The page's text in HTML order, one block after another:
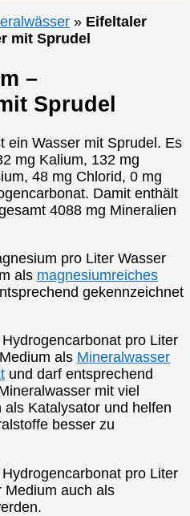
» Eifeltaler
mit Sprudel
–
Sprudel
ein Wasser mit Sprudel. Es
mg Kalium, 132 mg
48 mg Chlorid, 0 mg
Damit enthält
4088 mg Mineralien
pro Liter Wasser
als magnesiumreiches
gekennzeichnet
pro Liter
als Mineralwasser
und darf entsprechend
mit viel
Katalysator und helfen
besser zu
pro Liter
Medium auch als